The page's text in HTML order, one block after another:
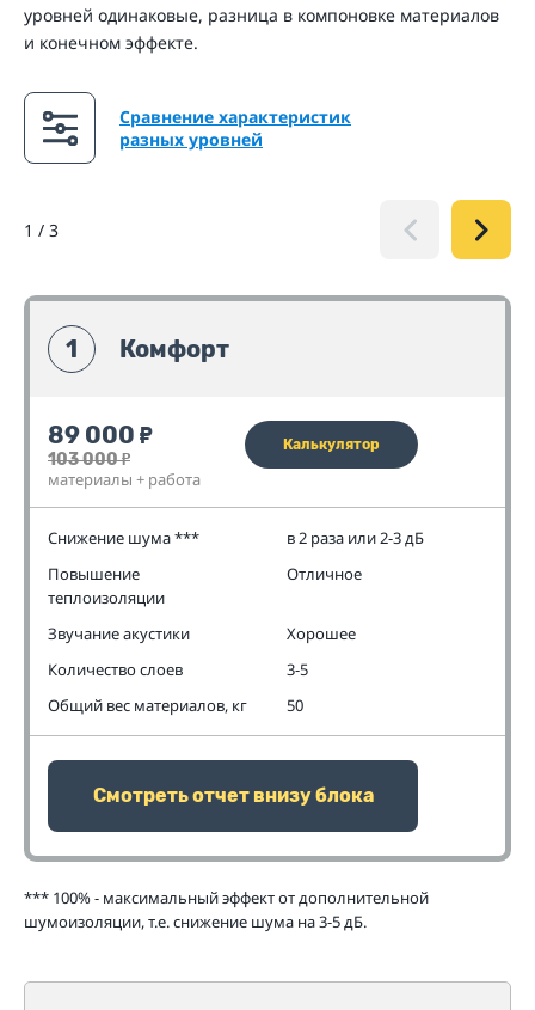
уровней одинаковые, разница в компоновке материалов
и конечном эффекте.
Сравнение характеристик
разных уровней
1 / 3
1 Комфорт
89 000 ₽
103 000₽
материалы + работа
Калькулятор
Снижение шума ***
в 2 раза или 2-3 дБ
Повышение
теплоизоляции
Отличное
Звучание акустики
Хорошее
Количество слоев
3-5
Общий вес материалов, кг
50
Смотреть отчет внизу блока
*** 100% - максимальный эффект от дополнительной
шумоизоляции, т.е. снижение шума на 3-5 дБ.